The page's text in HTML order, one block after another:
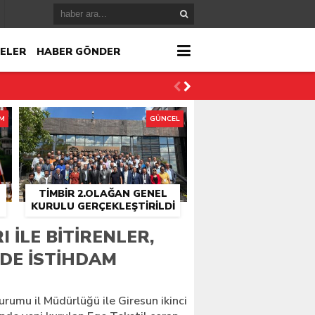
HABER GÖNDER
TİMBİR 2.OLAĞAN GENEL
KURULU GERÇEKLEŞTIRILDI
GÜNCEL
ILE BITIRENLER,
ISTIHDAM
il Müdürlüğü ile Giresun ikinci